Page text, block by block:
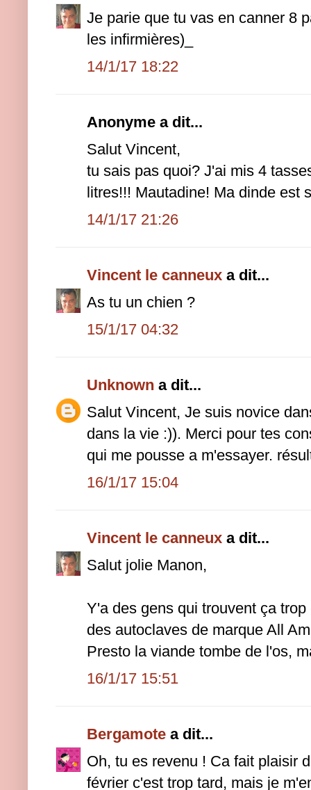
Je parie que tu vas en canner 8
les infirmières)_
14/1/17 18:22
Anonyme a dit...
Salut Vincent,
tu sais pas quoi? J'ai mis 4
litres!!! Mautadine! Ma dinde est
14/1/17 21:26
Vincent le canneux a dit...
As tu un chien ?
15/1/17 04:32
Unknown a dit...
Salut Vincent, Je suis novice
dans la vie :)). Merci pour tes
qui me pousse a m'essayer.
16/1/17 15:04
Vincent le canneux a dit...
Salut jolie Manon,
Y'a des gens qui trouvent ça
des autoclaves de marque All
Presto la viande tombe de l'os,
16/1/17 15:51
Bergamote a dit...
Oh, tu es revenu ! Ca fait plaisir
février c'est trop tard, mais je